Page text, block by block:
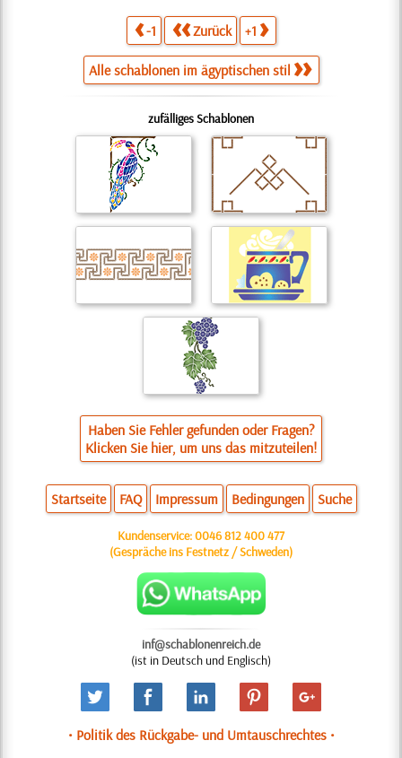
-1 Zurück +1
Alle schablonen im ägyptischen stil
zufälliges Schablonen
Haben Sie Fehler gefunden oder Fragen?
Klicken Sie hier, um uns das mitzuteilen!
Startseite FAQ Impressum Bedingungen Suche
Kundenservice:0046 812 400 477
(Gespräche ins Festnetz / Schweden)
inf@schablonenreich.de
(ist in Deutsch und Englisch)
• Politik des Rückgabe- und Umtauschrechtes •